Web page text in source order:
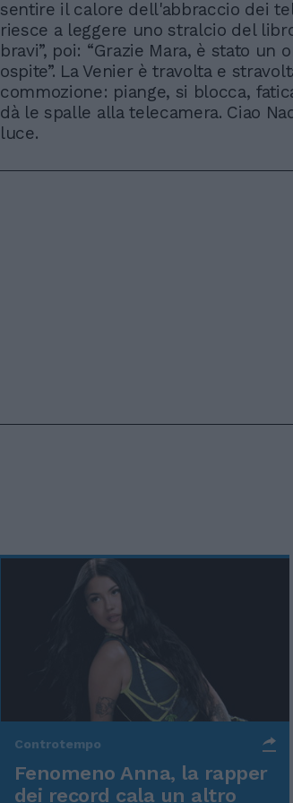
sentire il calore dell'abbraccio dei
riesce a leggere uno stralcio del
bravi”, poi: “Grazie Mara, è stato un
ospite”. La Venier è travolta e
commozione: piange, si blocca,
dà le spalle alla telecamera. Ciao
luce.
Controtempo
Fenomeno Anna, la rapper
dei record cala un altro